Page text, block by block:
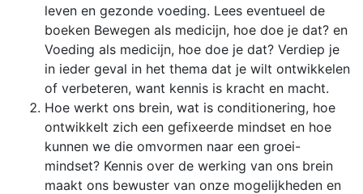
leven en gezonde voeding. Lees eventueel de
boeken Bewegen als medicijn, hoe doe je dat? en
Voeding als medicijn, hoe doe je dat? Verdiep je
in ieder geval in het thema dat je wilt ontwikkelen
of verbeteren, want kennis is kracht en macht.
Hoe werkt ons brein, wat is conditionering, hoe
ontwikkelt zich een gefixeerde mindset en hoe
kunnen we die omvormen naar een groei-
mindset? Kennis over de werking van ons brein
maakt ons bewuster van onze mogelijkheden en